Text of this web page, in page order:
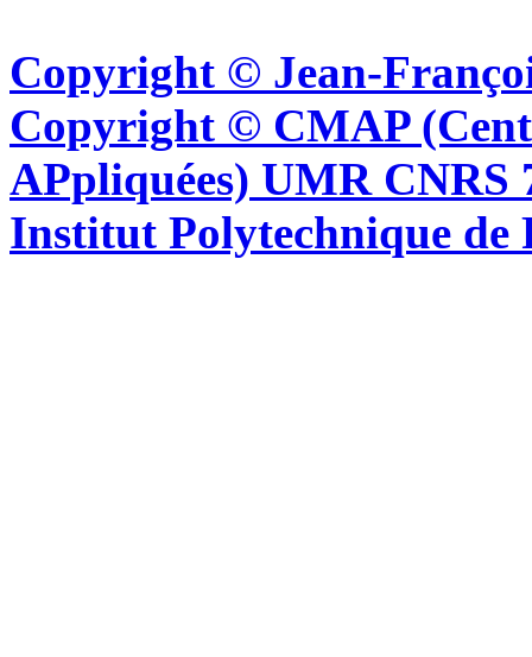
Copyright © Jean-
Copyright © CMAP
APpliquées) UMR CNRS
Institut Polytechnique de